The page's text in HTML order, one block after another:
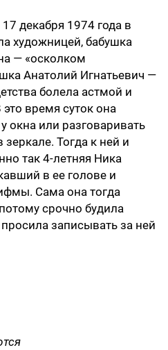
декабря 1974 года в
художницей, бабушка
— «осколком
Анатолий Игнатьевич —
болела астмой и
время суток она
окна или разговаривать
Тогда к ней и
так 4-летняя Ника
в ее голове и
Сама она тогда
срочно будила
записывать за ней